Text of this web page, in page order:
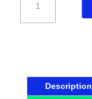
Super
AWS
Description